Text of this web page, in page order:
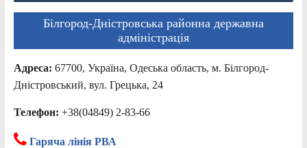
Білгород-Дністровська районна державна
адміністрація
Адреса: 67700, Україна, Одеська область, м. Білгород-
Дністровський, вул. Грецька, 24
Телефон: +38(04849) 2-83-66
Гаряча лінія РВА